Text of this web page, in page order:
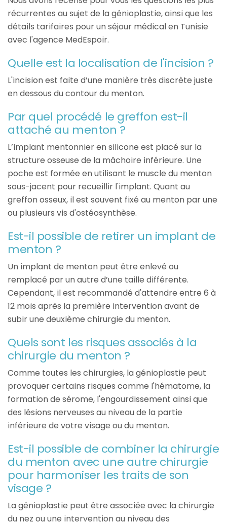
récurrentes au sujet de la génioplastie, ainsi que les
détails tarifaires pour un séjour médical en Tunisie
avec l'agence MedEspoir.
Quelle est la localisation de l'incision ?
L'incision est faite d’une manière très discrète juste
en dessous du contour du menton.
Par quel procédé le greffon est-il
attaché au menton ?
L’implant mentonnier en silicone est placé sur la
structure osseuse de la mâchoire inférieure. Une
poche est formée en utilisant le muscle du menton
sous-jacent pour recueillir l'implant. Quant au
greffon osseux, il est souvent fixé au menton par une
ou plusieurs vis d'ostéosynthèse.
Est-il possible de retirer un implant de
menton ?
Un implant de menton peut être enlevé ou
remplacé par un autre d’une taille différente.
Cependant, il est recommandé d'attendre entre 6 à
12 mois après la première intervention avant de
subir une deuxième chirurgie du menton.
Quels sont les risques associés à la
chirurgie du menton ?
Comme toutes les chirurgies, la génioplastie peut
provoquer certains risques comme l'hématome, la
formation de sérome, l'engourdissement ainsi que
des lésions nerveuses au niveau de la partie
inférieure de votre visage ou du menton.
Est-il possible de combiner la chirurgie
du menton avec une autre chirurgie
pour harmoniser les traits de son
visage ?
La génioplastie peut être associée avec la chirurgie
du nez ou une intervention au niveau des